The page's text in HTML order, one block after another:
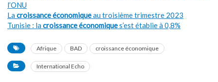
l’ONU
Lacroissance économiqueau troisième trimestre 2023
Tunisie : lacroissance économiques’est établie à 0,8%
Afrique BAD croissance économique
International Echo